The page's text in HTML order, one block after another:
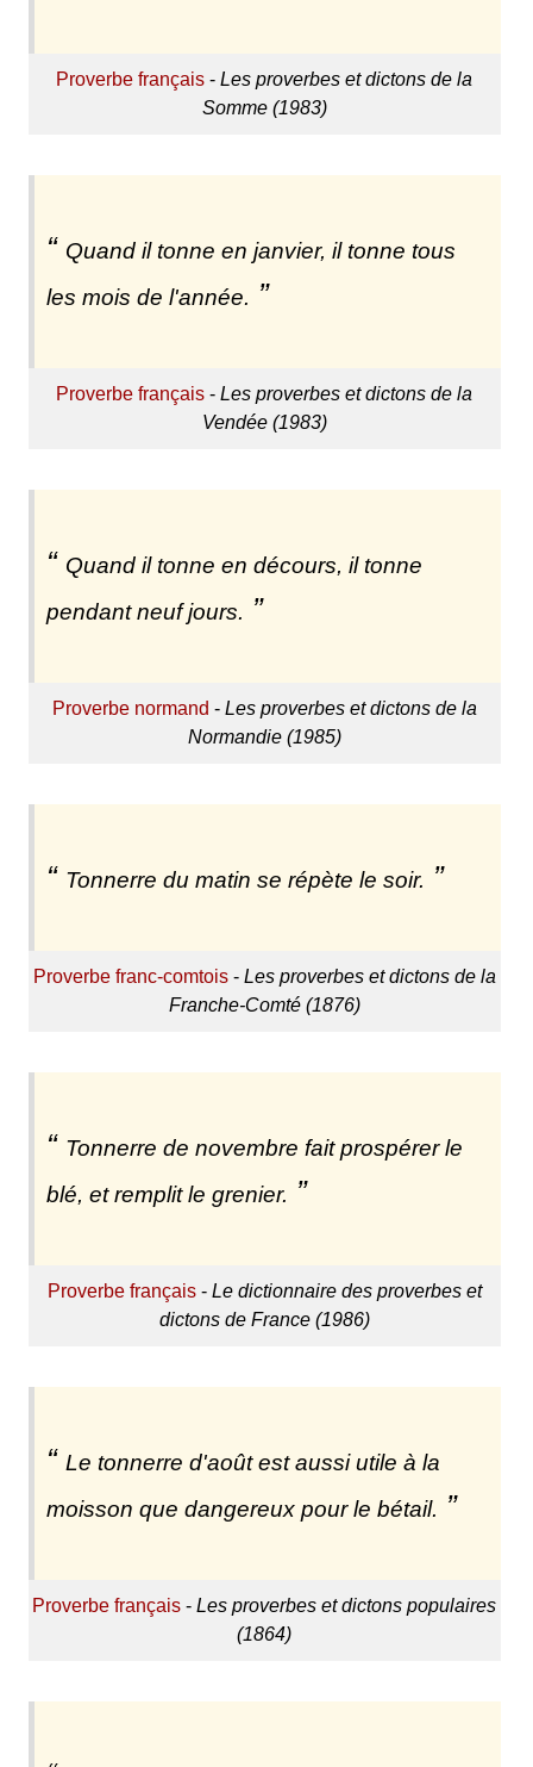
Proverbe français -Les proverbes et dictons de la
Somme (1983)
Quand il tonne en janvier, il tonne tous
les mois de l'année.
Proverbe français -Les proverbes et dictons de la
Vendée (1983)
Quand il tonne en décours, il tonne
pendant neuf jours.
Proverbe normand - Les proverbes et dictons de la
Normandie (1985)
Tonnerre du matin se répète le soir.
Proverbe franc-comtois- Les proverbes et dictons de la
Franche-Comté (1876)
Tonnerre de novembre fait prospérer le
blé, et remplit le grenier.
Proverbe français- Le dictionnaire des proverbes et
dictons de France (1986)
Le tonnerre d'août est aussi utile à la
moisson que dangereux pour le bétail.
Proverbe français -Les proverbes et dictons populaires
(1864)